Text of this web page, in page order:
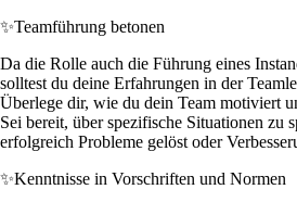
✨Teamführung betonen
Da die Rolle auch die Führung eines
solltest du deine Erfahrungen in der
Überlege dir, wie du dein Team motiviert
Sei bereit, über spezifische Situationen zu
erfolgreich Probleme gelöst oder
✨Kenntnisse in Vorschriften und Normen